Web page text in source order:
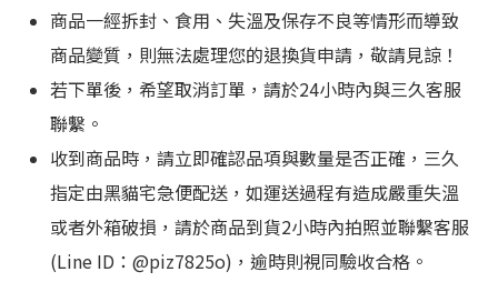
商品一經拆封、食用、失溫及保存不良等情形而導致
商品變質，則無法處理您的退換貨申請，敬請見諒！
若下單後，希望取消訂單，請於24小時內與三久客服
聯繫。
收到商品時，請立即確認品項與數量是否正確，三久
指定由黑貓宅急便配送，如運送過程有造成嚴重失溫
或者外箱破損，請於商品到貨2小時內拍照並聯繫客服
(Line ID：@piz7825o)，逾時則視同驗收合格。